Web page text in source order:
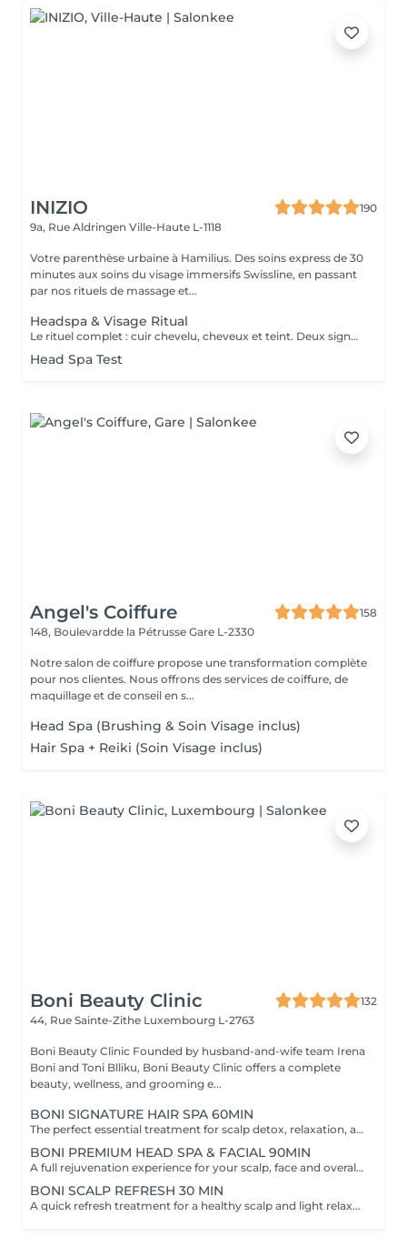
INIZIO
190
9a, Rue Aldringen Ville-Haute L-1118
Votre parenthèse urbaine à Hamilius. Des soins express de 30
minutes aux soins du visage immersifs Swissline, en passant
par nos rituels de massage et...
Headspa & Visage Ritual
Le rituel complet : cuir chevelu, cheveux et teint. Deux signatures suisse-italienne, une cabine privée. Deux heures de bien-être complet, qui réunissent nos deux rituels signatures dans la même cabine privée. La séance s'ouvre par le rituel headspa complet de 90 minutes diagnostic personnalisé du cuir chevelu, protocole en quatre étapes avec Hylis, la marque professionnelle italienne créée à Trévise puis se prolonge par un soin du visage sur mesure avec Swissline, la maison de skincare suisse fondée en 1989, célébrée dans le monde entier pour ses formules à base de collagène dédiées à la longévité de la peau, en exclusivité chez Inizio au Luxembourg. Deux traditions scientifiques, deux collaborations exclusives, un seul moment continu de restauration. La séance se conclut par un brushing soigné. Notre expérience bien-être la plus complète, pensée pour celles et ceux qui souhaitent vraiment sortir du rythme du quotidien. Inclus : rituel headspa Hylis complet, soin du visage Swissline personnalisé, brushing.
Head Spa Test
Angel's Coiffure
158
148, Boulevardde la Pétrusse Gare L-2330
Notre salon de coiffure propose une transformation complète
pour nos clientes. Nous offrons des services de coiffure, de
maquillage et de conseil en s...
Head Spa (Brushing & Soin Visage inclus)
Hair Spa + Reiki (Soin Visage inclus)
Boni Beauty Clinic
132
44, Rue Sainte-Zithe Luxembourg L-2763
Boni Beauty Clinic Founded by husband-and-wife team Irena
Boni and Toni Blliku, Boni Beauty Clinic offers a complete
beauty, wellness, and grooming e...
BONI SIGNATURE HAIR SPA 60MIN
The perfect essential treatment for scalp detox, relaxation, and hair vitality. Scalp Analysis (Becon Pro Camera) Microbubble Scalp Cleansing Rootonix Scalp Treatment Aromatherapy Ritual Scalp Massage Blow Dry Optional Add-Ons Available Enhance your Head Spa experience with our optional add-on treatments: Scalp Ampoule Booster €15 Neck & Shoulder Massage (15 min) €20 Steam Therapy €15 Hair Styling Straight or Wavy Finish €20 Hand Massage (15 min) €20 These add-on services can be combined with any Head Spa treatment for an even more personalized and relaxing experience.
BONI PREMIUM HEAD SPA & FACIAL 90MIN
A full rejuvenation experience for your scalp, face and overall radiance. Scalp Analysis (Becon Pro Camera) Microbubble Scalp Cleansing Rootonix Scalp & Hair Treatment Steam & Mist Infusion Scalp Massage Customized Facial Blow Dry INCLUDES FACIAL
BONI SCALP REFRESH 30 MIN
A quick refresh treatment for a healthy scalp and light relaxation. -Scalp Analysis (Becon Pro Camera) -Microbubble Scalp Cleansing -Scalp Massage -Blow Dry